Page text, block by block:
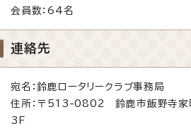
会員数：64名
連絡先
宛名：鈴鹿ロータリークラブ事務局
住所：〒513-0802 鈴鹿市飯野寺
3F